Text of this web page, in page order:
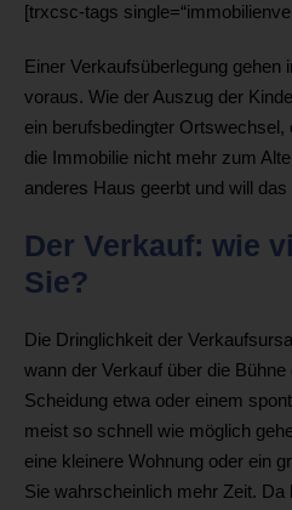
[trxcsc-tags
Einer Verkaufsüberlegung gehen
voraus. Wie der Auszug der
ein berufsbedingter Ortswechsel,
die Immobilie nicht mehr zum
anderes Haus geerbt und will
Der Verkauf: wie
Sie?
Die Dringlichkeit der
wann der Verkauf über die
Scheidung etwa oder einem
meist so schnell wie möglich
eine kleinere Wohnung oder ein
Sie wahrscheinlich mehr Zeit.